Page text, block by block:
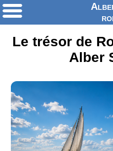
Le trésor de
Alber